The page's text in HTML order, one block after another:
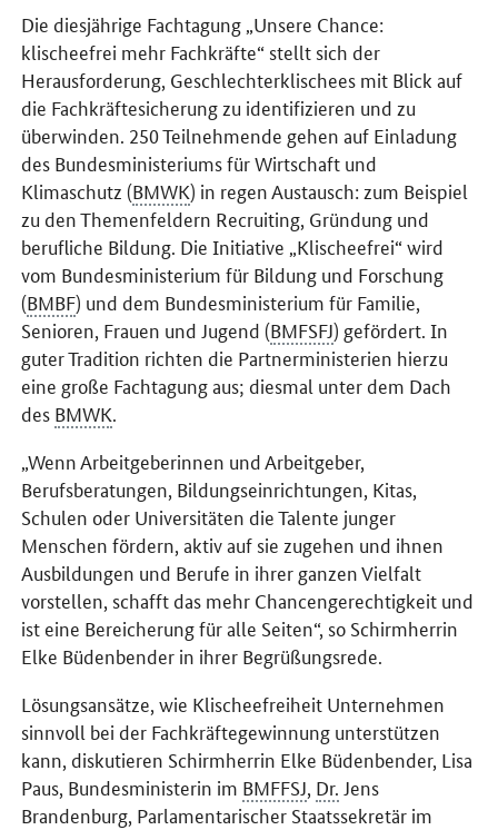
Die diesjährige Fachtagung „Unsere Chance:
klischeefrei mehr Fachkräfte“ stellt sich der
Herausforderung, Geschlechterklischees mit Blick auf
die Fachkräftesicherung zu identifizieren und zu
überwinden. 250 Teilnehmende gehen auf Einladung
des Bundesministeriums für Wirtschaft und
Klimaschutz (BMWK) in regen Austausch: zum Beispiel
zu den Themenfeldern Recruiting, Gründung und
berufliche Bildung. Die Initiative „Klischeefrei“ wird
vom Bundesministerium für Bildung und Forschung
(BMBF) und dem Bundesministerium für Familie,
Senioren, Frauen und Jugend (BMFSFJ) gefördert. In
guter Tradition richten die Partnerministerien hierzu
eine große Fachtagung aus; diesmal unter dem Dach
des BMWK
„Wenn Arbeitgeberinnen und Arbeitgeber,
Berufsberatungen, Bildungseinrichtungen, Kitas,
Schulen oder Universitäten die Talente junger
Menschen fördern, aktiv auf sie zugehen und ihnen
Ausbildungen und Berufe in ihrer ganzen Vielfalt
vorstellen, schafft das mehr Chancengerechtigkeit und
ist eine Bereicherung für alle Seiten“, so Schirmherrin
Elke Büdenbender in ihrer Begrüßungsrede.
Lösungsansätze, wie Klischeefreiheit Unternehmen
sinnvoll bei der Fachkräftegewinnung unterstützen
kann, diskutieren Schirmherrin Elke Büdenbender, Lisa
Paus, Bundesministerin im BMFFSJ Dr. Jens
Brandenburg, Parlamentarischer Staatssekretär im